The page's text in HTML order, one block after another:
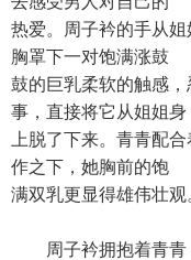
热爱。周子衿的手从
胸罩下一对饱满涨鼓
鼓的巨乳柔软的触感
事，直接将它从姐姐身
上脱了下来。青青配
作之下，她胸前的饱
满双乳更显得雄伟壮观
周子衿拥抱着青青